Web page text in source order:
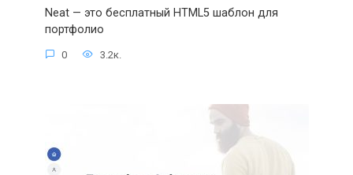
Neat — это бесплатный HTML5 шаблон для
портфолио
0 3.2к.